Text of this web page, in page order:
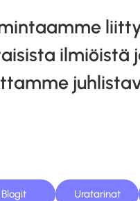
ilmiöistä
Blogit Uratarinat